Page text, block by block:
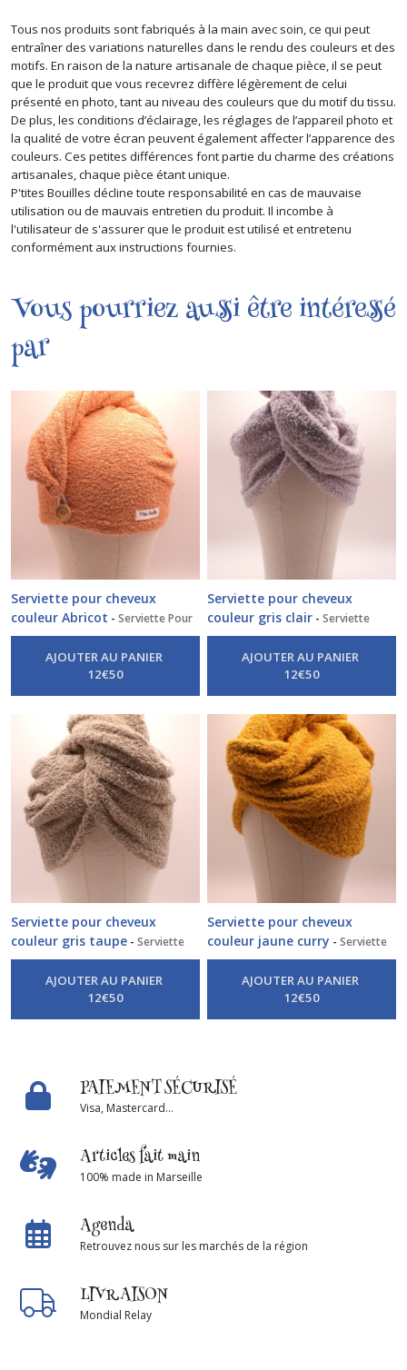
Tous nos produits sont fabriqués à la main avec soin, ce qui peut
entraîner des variations naturelles dans le rendu des couleurs et des
motifs. En raison de la nature artisanale de chaque pièce, il se peut
que le produit que vous recevrez diffère légèrement de celui
présenté en photo, tant au niveau des couleurs que du motif du tissu.
De plus, les conditions d’éclairage, les réglages de l’appareil photo et
la qualité de votre écran peuvent également affecter l’apparence des
couleurs. Ces petites différences font partie du charme des créations
artisanales, chaque pièce étant unique.
P'tites Bouilles décline toute responsabilité en cas de mauvaise
utilisation ou de mauvais entretien du produit. Il incombe à
l'utilisateur de s'assurer que le produit est utilisé et entretenu
conformément aux instructions fournies.
Vous pourriez aussi être intéressé
par
Serviette pour cheveux
couleur Abricot - Serviette Pour
Cheveux
AJOUTER AU PANIER
12€50
Serviette pour cheveux
couleur gris clair -Serviette
Pour Cheveux
AJOUTER AU PANIER
12€50
Serviette pour cheveux
couleur gris taupe - Serviette
Pour Cheveux
AJOUTER AU PANIER
12€50
Serviette pour cheveux
couleur jaune curry -Serviette
Pour Cheveux
AJOUTER AU PANIER
12€50
PAIEMENT SÉCURISÉ
Visa, Mastercard...
Articles fait main
100% made in Marseille
Agenda
Retrouvez nous sur les marchés de la région
LIVRAISON
Mondial Relay